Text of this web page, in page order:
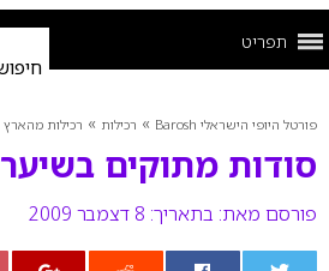
תפריט
פורטל היופי הישראלי Barosh » רכילות » רכילות מהארץ
סודות מתוקים בשיער
פורסם מאת: בתאריך: 8 דצמבר 2009